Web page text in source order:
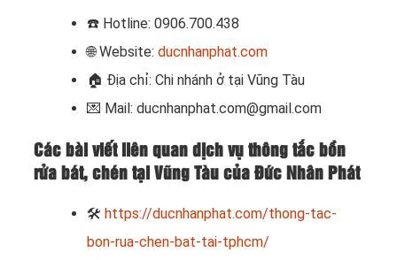
☎️ Hotline: 0906.700.438
🌐 Website: ducnhanphat.com
🏠 Địa chỉ: Chi nhánh ở tại Vũng Tàu
💌 Mail: ducnhanphat.com@gmail.com
Các bài viết liên quan dịch vụ thông tắc bồn
rửa bát, chén tại Vũng Tàu của Đức Nhân Phát
🛠 https://ducnhanphat.com/thong-tac-
bon-rua-chen-bat-tai-tphcm/